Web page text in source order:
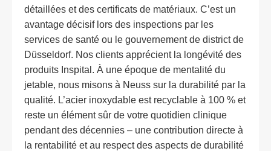
détaillées et des certificats de matériaux. C’est un
avantage décisif lors des inspections par les
services de santé ou le gouvernement de district de
Düsseldorf. Nos clients apprécient la longévité des
produits Inspital. À une époque de mentalité du
jetable, nous misons à Neuss sur la durabilité par la
qualité. L’acier inoxydable est recyclable à 100 % et
reste un élément sûr de votre quotidien clinique
pendant des décennies – une contribution directe à
la rentabilité et au respect des aspects de durabilité